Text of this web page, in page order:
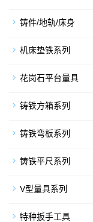
铸件/地轨/床身
机床垫铁系列
花岗石平台量具
铸铁方箱系列
铸铁弯板系列
铸铁平尺系列
V型量具系列
特种扳手工具